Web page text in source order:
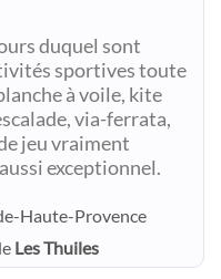
duquel sont
sportives toute
à voile, kite
via-ferrata,
jeu vraiment
exceptionnel.
Haute-Provence
Les Thuiles